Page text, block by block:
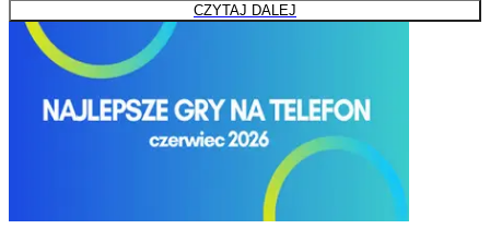
CZYTAJ DALEJ